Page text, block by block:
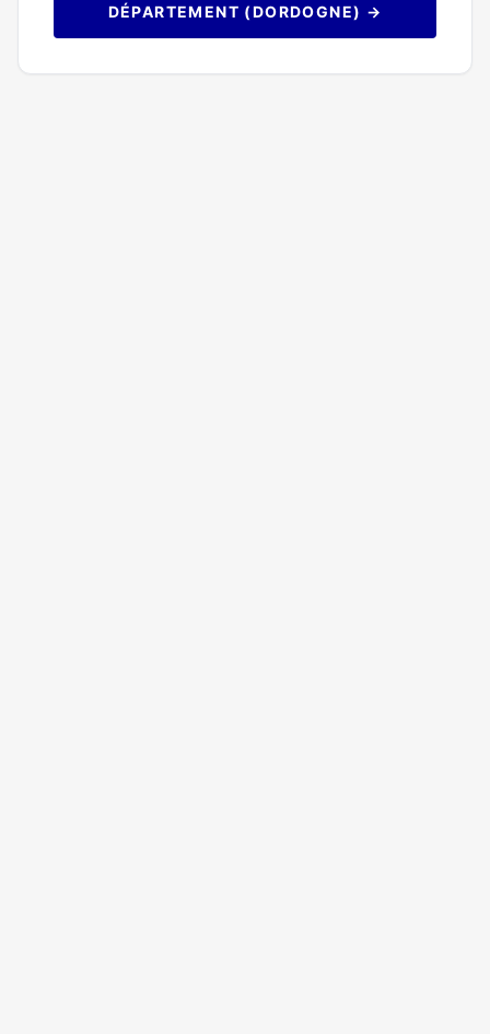
DÉPARTEMENT (DORDOGNE) →